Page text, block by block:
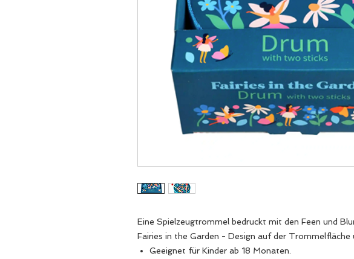
Eine Spielzeugtrommel bedruckt mit den Feen und
Fairies in the Garden - Design auf der Trommelfläche
Geeignet für Kinder ab 18 Monaten.